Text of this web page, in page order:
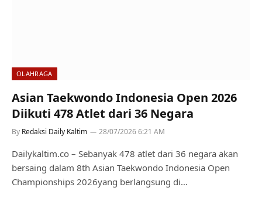
OLAHRAGA
Asian Taekwondo Indonesia Open 2026
Diikuti 478 Atlet dari 36 Negara
By Redaksi Daily Kaltim 28/07/2026 6:21 AM
Dailykaltim.co – Sebanyak 478 atlet dari 36 negara akan
bersaing dalam 8th Asian Taekwondo Indonesia Open
Championships 2026yang berlangsung di…